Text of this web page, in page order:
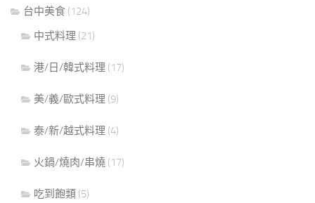
台中美食 (124)
中式料理 (21)
港/日/韓式料理 (17)
美/義/歐式料理 (9)
泰/新/越式料理 (4)
火鍋/燒肉/串燒 (17)
吃到飽類 (5)